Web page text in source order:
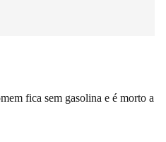
fica sem gasolina e é morto a